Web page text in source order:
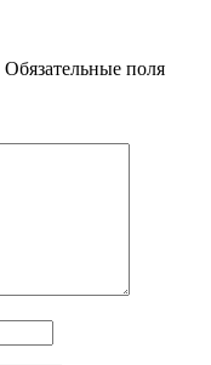
Обязательные поля